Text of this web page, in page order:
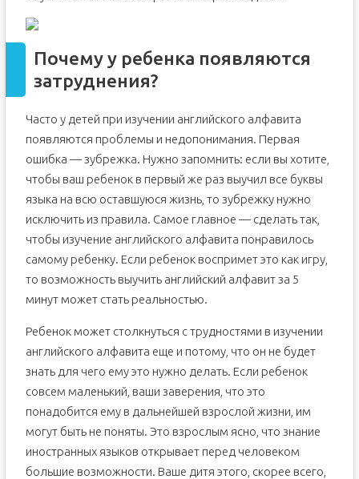
Что представляет собой английский алфавит?
Как выучить английский алфавит: упражнения для всех
возрастов
Квадратики
Обучающие игры для детей и школьников
«Spell the word» или «Скажи слово по буквам»
«Что отсутствует?»
Что еще поможет при изучении?
Почему у ребенка появляются
затруднения?
Часто у детей при изучении английского алфавита
появляются проблемы и недопонимания. Первая
ошибка — зубрежка. Нужно запомнить: если вы хотите,
чтобы ваш ребенок в первый же раз выучил все буквы
языка на всю оставшуюся жизнь, то зубрежку нужно
исключить из правила. Самое главное — сделать так,
чтобы изучение английского алфавита понравилось
самому ребенку. Если ребенок воспримет это как игру,
то возможность выучить английский алфавит за 5
минут может стать реальностью.
Ребенок может столкнуться с трудностями в изучении
английского алфавита еще и потому, что он не будет
знать для чего ему это нужно делать. Если ребенок
совсем маленький, ваши заверения, что это
понадобится ему в дальнейшей взрослой жизни, им
могут быть не поняты. Это взрослым ясно, что знание
иностранных языков открывает перед человеком
большие возможности. Ваше дитя этого, скорее всего,